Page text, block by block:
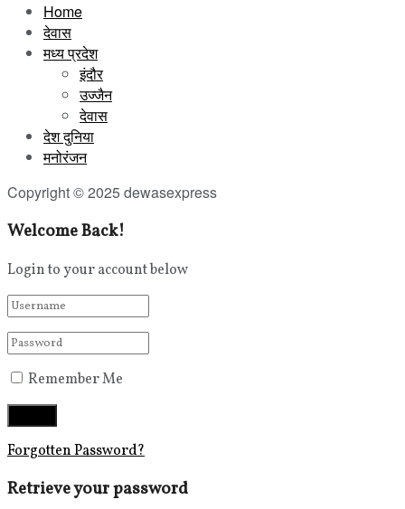
Home
देवास
मध्य प्रदेश
इंदौर
उज्जैन
देवास
देश दुनिया
मनोरंजन
Copyright © 2025 dewasexpress
Welcome Back!
Login to your account below
Remember Me
Forgotten Password?
Retrieve your password